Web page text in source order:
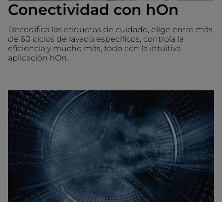
Conectividad con hOn
Decodifica las etiquetas de cuidado, elige entre más
de 60 ciclos de lavado específicos, controla la
eficiencia y mucho más, todo con la intuitiva
aplicación hOn.